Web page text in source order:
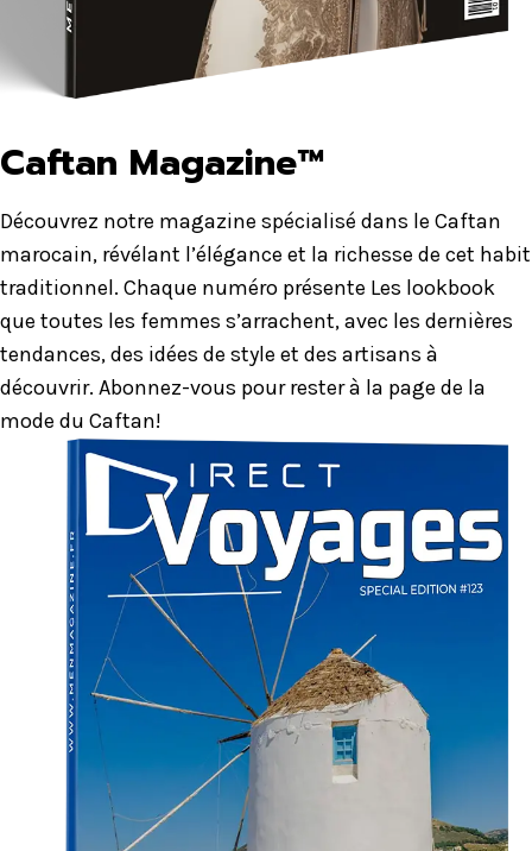
Caftan Magazine™
Découvrez notre magazine spécialisé dans le Caftan
marocain, révélant l’élégance et la richesse de cet habit
traditionnel. Chaque numéro présente Les lookbook
que toutes les femmes s’arrachent, avec les dernières
tendances, des idées de style et des artisans à
découvrir. Abonnez-vous pour rester à la page de la
mode du Caftan!